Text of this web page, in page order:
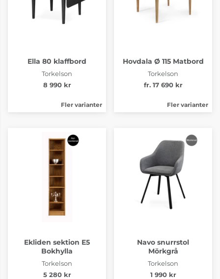
Ella 80 klaffbord
Torkelson
8 990 kr
Fler varianter
Hovdala Ø 115 Matbord
Torkelson
fr. 17 690 kr
Fler varianter
Ekliden sektion E5
Bokhylla
Torkelson
5 280 kr
Navo snurrstol
Mörkgrå
Torkelson
1 990 kr